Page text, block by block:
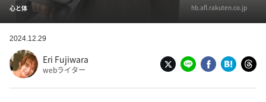
心と体 hb.afl.rakuten.co.jp
2024.12.29
Eri Fujiwara
webライター